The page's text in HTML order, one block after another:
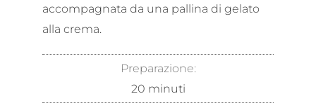
accompagnata da una pallina di gelato
alla crema.
Preparazione:
20 minuti